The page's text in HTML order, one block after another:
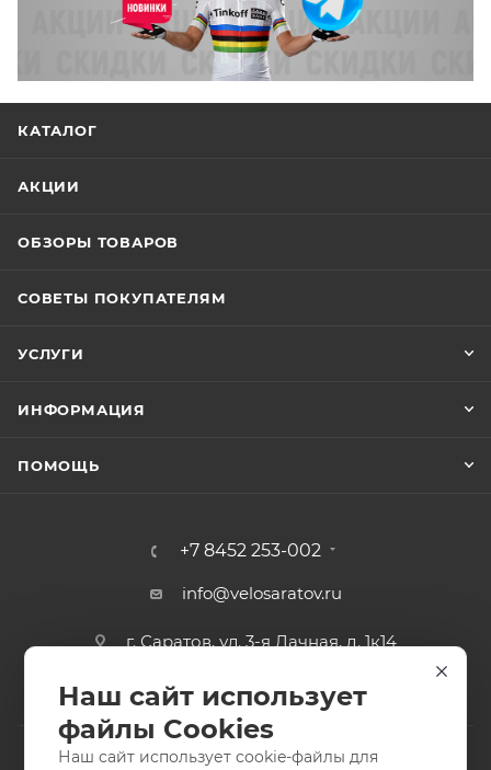
КАТАЛОГ
АКЦИИ
ОБЗОРЫ ТОВАРОВ
СОВЕТЫ ПОКУПАТЕЛЯМ
УСЛУГИ
ИНФОРМАЦИЯ
ПОМОЩЬ
+7 8452 253-002
info@velosaratov.ru
г. Саратов, ул. 3-я Дачная, д. 1к14
Наш сайт использует
файлы Cookies
Наш сайт использует cookie-файлы для